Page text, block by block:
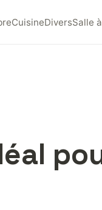
CuisineDiversSalle